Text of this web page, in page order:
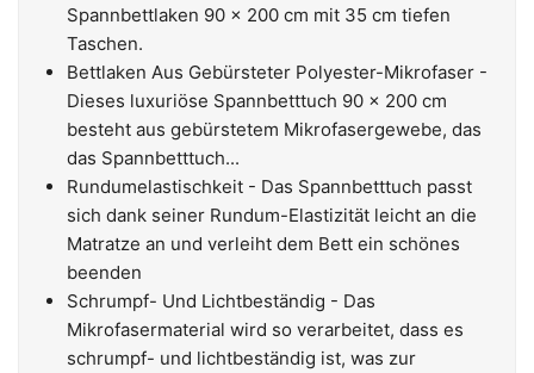
Spannbettlaken 90 x 200 cm mit 35 cm tiefen
Taschen.
Bettlaken Aus Gebürsteter Polyester-Mikrofaser -
Dieses luxuriöse Spannbetttuch 90 x 200 cm
besteht aus gebürstetem Mikrofasergewebe, das
das Spannbetttuch...
Rundumelastischkeit - Das Spannbetttuch passt
sich dank seiner Rundum-Elastizität leicht an die
Matratze an und verleiht dem Bett ein schönes
beenden
Schrumpf- Und Lichtbeständig - Das
Mikrofasermaterial wird so verarbeitet, dass es
schrumpf- und lichtbeständig ist, was zur